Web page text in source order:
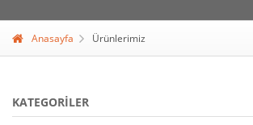
Anasayfa Ürünlerimiz
KATEGORILER